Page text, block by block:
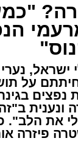
ישראל,
על
את הלב".
פיזרה